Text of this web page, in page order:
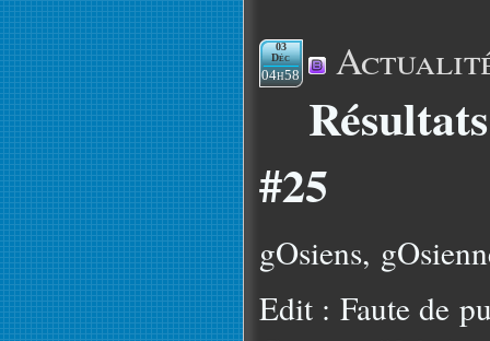
03
Déc
04h58
#25
gOsiens,
Edit : Faute de